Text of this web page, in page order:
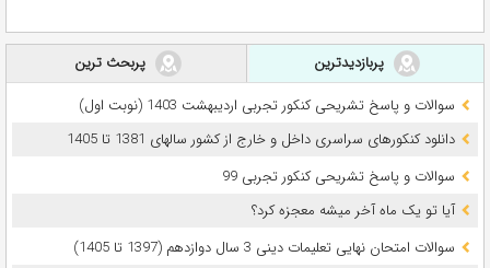
پربازدیدترین
پربحث ترین
سوالات و پاسخ تشریحی کنکور تجربی اردیبهشت 1403 (نوبت اول)
دانلود کنکورهای سراسری داخل و خارج از کشور سالهای 1381 تا 1405
سوالات و پاسخ تشریحی کنکور تجربی 99
آیا تو یک ماه آخر میشه معجزه کرد؟
سوالات امتحان نهایی تعلیمات دینی 3 سال دوازدهم (1397 تا 1405)